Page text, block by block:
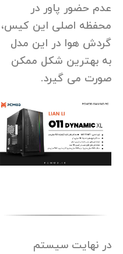
عدم حضور پاور در
محفظه اصلی این کیس،
گردش هوا در این مدل
به بهترین شکل ممکن
صورت می گیرد.
در نهایت سیستم